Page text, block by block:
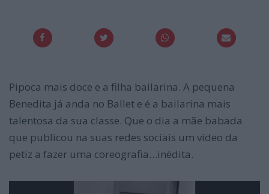
Pipoca mais doce e a filha bailarina. A pequena
Benedita já anda no Ballet e é a bailarina mais
talentosa da sua classe. Que o dia a mãe babada
que publicou na suas redes sociais um vídeo da
petiz a fazer uma coreografia…inédita.